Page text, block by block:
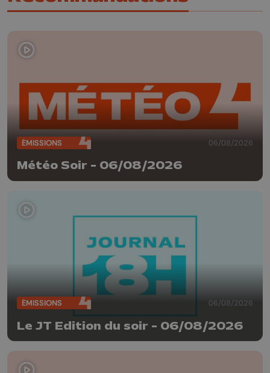
ÉMISSIONS 06/08/2026
Météo Soir - 06/08/2026
ÉMISSIONS 06/08/2026
Le JT Edition du soir - 06/08/2026